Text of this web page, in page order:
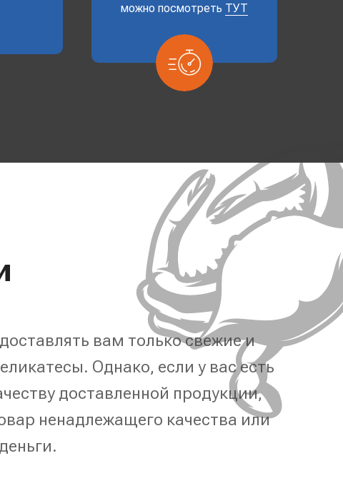
можно посмотреть ТУТ
вам только свежие и
Однако, если у вас есть
доставленной продукции,
ненадлежащего качества или